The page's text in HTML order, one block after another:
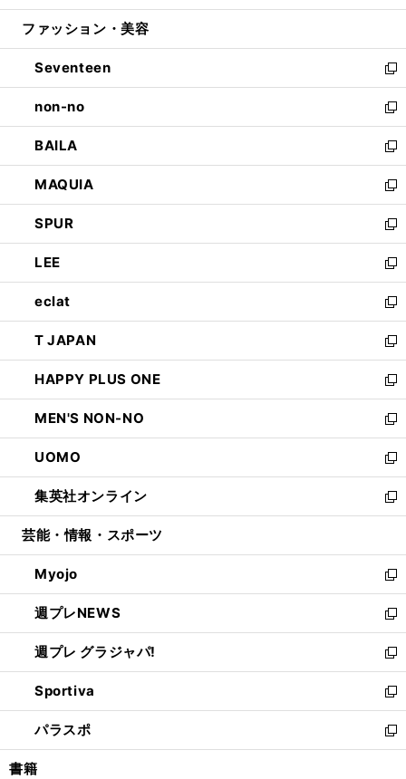
開
ウ
開
く
ン
ウ
で
開
く
ウ
ン
ド
ウ
で
開
く
ファッション・美容
Seventeen
新
し
い
ウ
ィ
ン
ド
ウ
で
開
く
non-no
新
し
い
ウ
ィ
ン
ド
ウ
で
開
く
BAILA
新
し
い
ウ
ィ
ン
ド
ウ
で
開
く
MAQUIA
新
し
い
ウ
ィ
ン
ド
ウ
で
開
く
SPUR
新
し
い
ウ
ィ
ン
ド
ウ
で
開
く
LEE
新
し
い
ウ
ィ
ン
ド
ウ
で
開
く
eclat
新
し
い
ウ
ィ
ン
ド
ウ
で
開
く
T JAPAN
新
し
い
ウ
ィ
ン
ド
ウ
で
開
HAPPY PLUS ONE
新
し
い
ウ
ィ
ン
ド
ウ
開
く
MEN'S NON-NO
新
し
い
ウ
ィ
ン
ウ
で
開
く
UOMO
新
し
い
ウ
ン
ド
ウ
で
開
く
集英社オンライン
新
し
ウ
ィ
ン
ド
ウ
で
開
く
芸能・情報・スポーツ
Myojo
新
し
い
ウ
ィ
ン
ド
ウ
で
開
週プレNEWS
新
し
い
ウ
ィ
ン
ド
ウ
週プレ グラジャパ!
新
し
い
ウ
ィ
ン
Sportiva
新
し
い
ウ
パラスポ
新
し
書籍